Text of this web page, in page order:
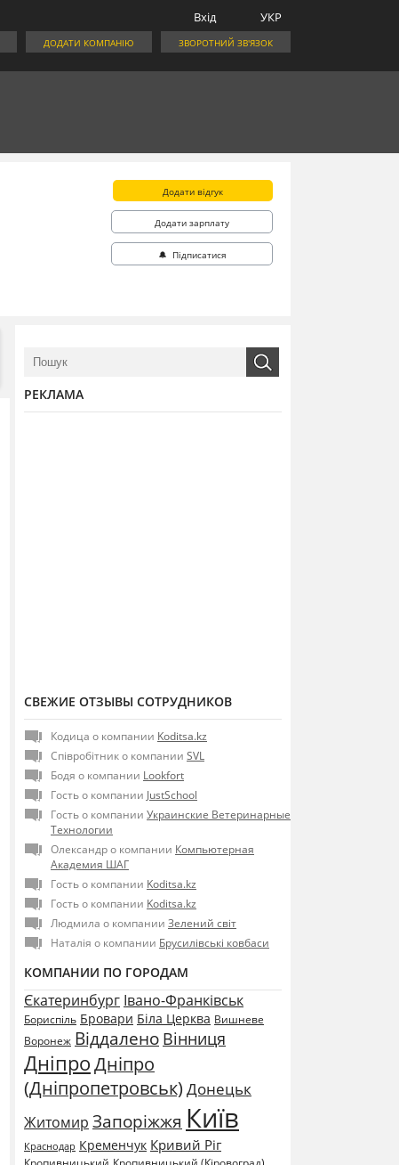
УКР
Вхід
ЗВОРОТНИЙ ЗВ'ЯЗОК
ДОДАТИ КОМПАНІЮ
Додати відгук
Додати зарплату
🔔 Підписатися
РЕКЛАМА
СВЕЖИЕ ОТЗЫВЫ СОТРУДНИКОВ
Кодица о компании Koditsa.kz
Співробітник о компании SVL
Бодя о компании Lookfort
Гость о компании JustSchool
Гость о компании Украинские Ветеринарные
Технологии
Олександр о компании Компьютерная
Академия ШАГ
Гость о компании Koditsa.kz
Гость о компании Koditsa.kz
Людмила о компании Зелений світ
Наталія о компании Брусилівські ковбаси
КОМПАНИИ ПО ГОРОДАМ
Єкатеринбург Івано-Франківськ
Бориспіль Бровари Біла Церква Вишневе
Воронеж Віддалено Вінниця
ДніпроДніпро
(Дніпропетровськ) Донецьк
Житомир Запоріжжя Київ
Краснодар Кременчук Кривий Ріг